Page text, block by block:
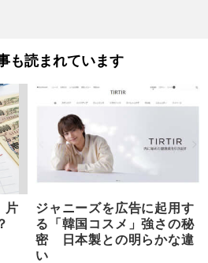
も読まれています
片
ジャニーズを広告に起用す
る「韓国コスメ」強さの秘
密 日本製との明らかな違
い